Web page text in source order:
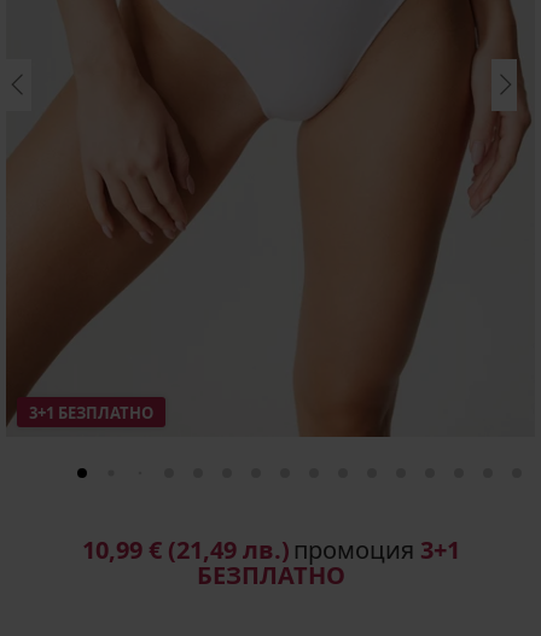
3+1 БЕЗПЛАТНО
10,99 € (21,49 лв.) промоция 3+1
БЕЗПЛАТНО